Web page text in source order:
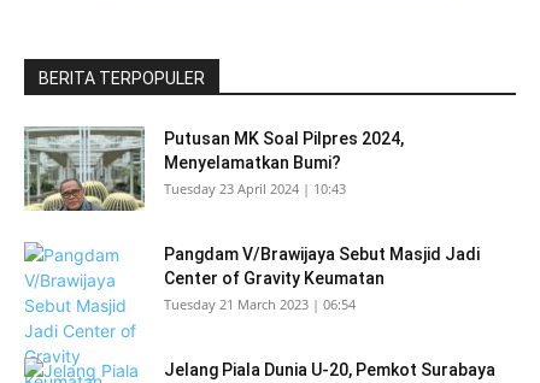
BERITA TERPOPULER
Putusan MK Soal Pilpres 2024,
Menyelamatkan Bumi?
Tuesday 23 April 2024 | 10:43
Pangdam V/Brawijaya Sebut Masjid Jadi
Center of Gravity Keumatan
Tuesday 21 March 2023 | 06:54
Jelang Piala Dunia U-20, Pemkot Surabaya